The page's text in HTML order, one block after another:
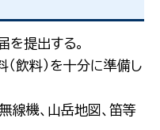
を提出する。
飲料）を十分に準備し
線機、山岳地図、笛等